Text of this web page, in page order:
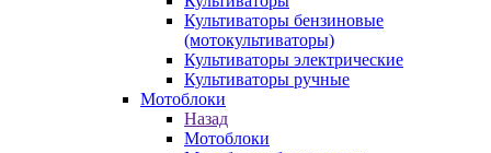
Культиваторы бензиновые
(мотокультиваторы)
Культиваторы электрические
Культиваторы ручные
Мотоблоки
Назад
Мотоблоки